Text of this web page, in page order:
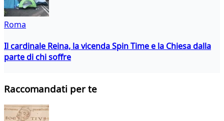
Roma
Il cardinale Reina, la vicenda Spin Time e la Chiesa dalla
parte di chi soffre
Raccomandati per te